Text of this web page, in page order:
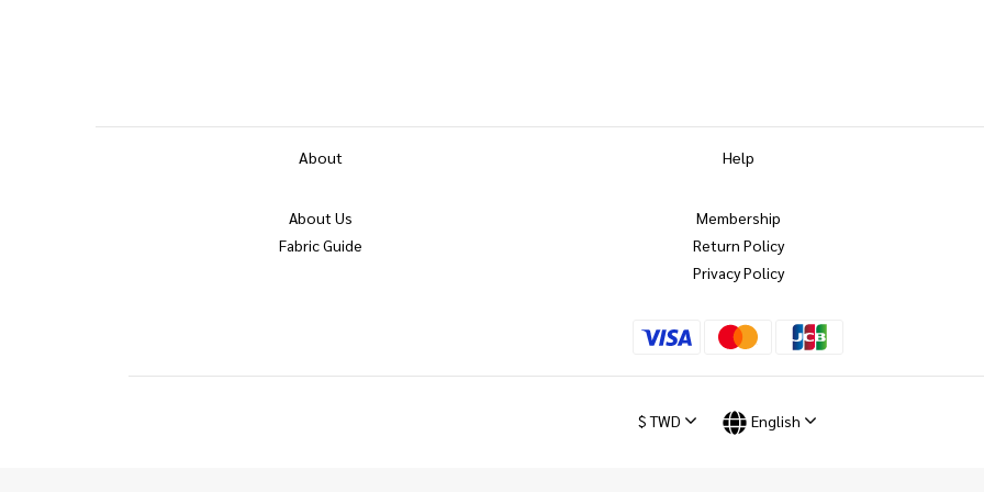
About
About Us
Fabric Guide
Help
Membership
Return Policy
Privacy Policy
$TWD English